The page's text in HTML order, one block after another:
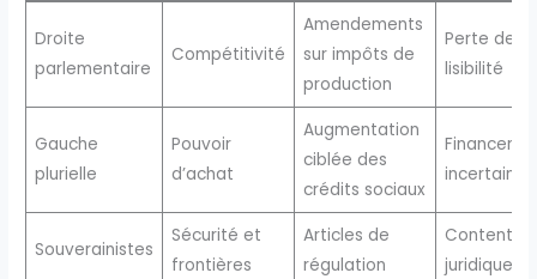
Droite
parlementaire
Compétitivité
Amendements
sur impôts de
production
Perte de
lisibilité
Gauche
plurielle
Pouvoir
d’achat
Augmentation
ciblée des
crédits sociaux
incertain
Souverainistes
Sécurité et
frontières
Articles de
régulation
juridique